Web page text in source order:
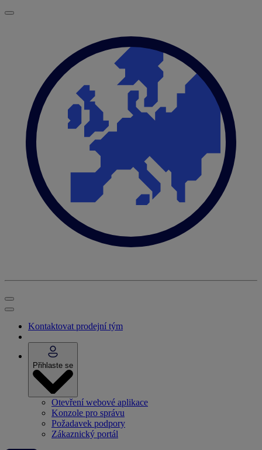
Kontaktovat prodejní tým
Přihlaste se
Otevření webové aplikace
Konzole pro správu
Požadavek podpory
Zákaznický portál